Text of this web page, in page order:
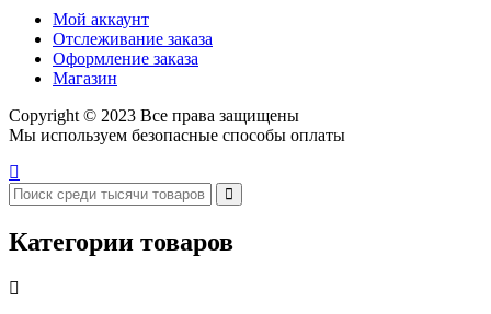
Мой аккаунт
Отслеживание заказа
Оформление заказа
Магазин
Copyright © 2023 Все права защищены
Мы используем безопасные способы оплаты
Категории товаров